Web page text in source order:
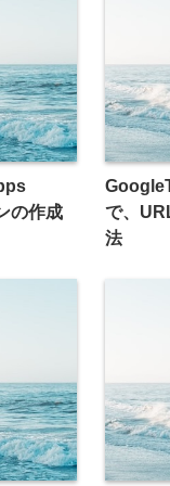
の作成
で、
法